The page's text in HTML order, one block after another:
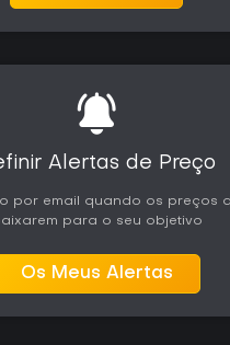
Alertas de Preço
por email quando os preços
para o seu objetivo
Os Meus Alertas